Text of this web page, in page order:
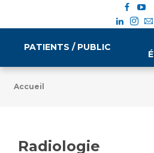
PATIENTS / PUBLIC
Emploi / formation
Accueil
Radiologie